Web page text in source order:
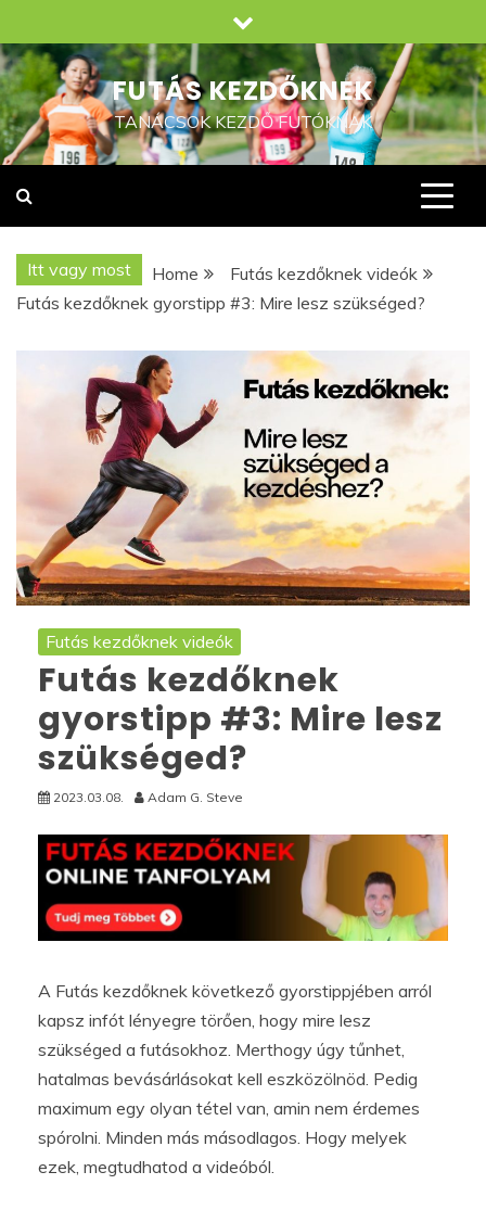
to
content
FUTÁS KEZDŐKNEK
TANÁCSOK KEZDŐ FUTÓKNAK
Itt vagy most Home
Futás kezdőknek videók
Futás kezdőknek gyorstipp #3: Mire lesz szükséged?
Futás kezdőknek videók
Futás kezdőknek
gyorstipp #3: Mire lesz
szükséged?
2023.03.08. Adam G. Steve
A Futás kezdőknek következő gyorstippjében arról
kapsz infót lényegre törően, hogy mire lesz
szükséged a futásokhoz. Merthogy úgy tűnhet,
hatalmas bevásárlásokat kell eszközölnöd. Pedig
maximum egy olyan tétel van, amin nem érdemes
spórolni. Minden más másodlagos. Hogy melyek
ezek, megtudhatod a videóból.